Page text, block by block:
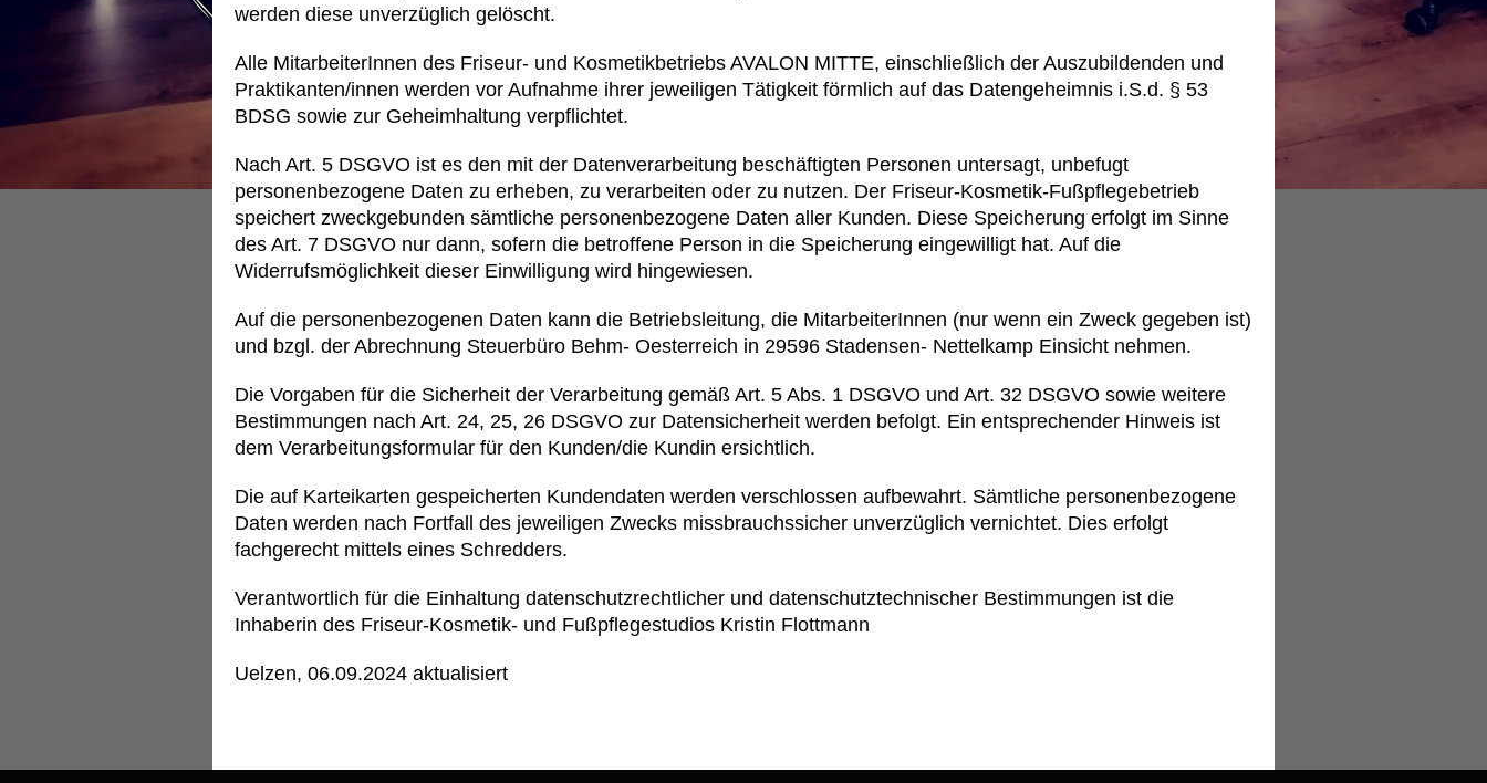
werden diese unverzüglich gelöscht.
Alle MitarbeiterInnen des Friseur- und Kosmetikbetriebs AVALON MITTE, einschließlich der Auszubildenden und
Praktikanten/innen werden vor Aufnahme ihrer jeweiligen Tätigkeit förmlich auf das Datengeheimnis i.S.d. § 53
BDSG sowie zur Geheimhaltung verpflichtet.
Nach Art. 5 DSGVO ist es den mit der Datenverarbeitung beschäftigten Personen untersagt, unbefugt
personenbezogene Daten zu erheben, zu verarbeiten oder zu nutzen. Der Friseur-Kosmetik-Fußpflegebetrieb
speichert zweckgebunden sämtliche personenbezogene Daten aller Kunden. Diese Speicherung erfolgt im Sinne
des Art. 7 DSGVO nur dann, sofern die betroffene Person in die Speicherung eingewilligt hat. Auf die
Widerrufsmöglichkeit dieser Einwilligung wird hingewiesen.
Auf die personenbezogenen Daten kann die Betriebsleitung, die MitarbeiterInnen (nur wenn ein Zweck gegeben ist)
und bzgl. der Abrechnung Steuerbüro Behm- Oesterreich in 29596 Stadensen- Nettelkamp Einsicht nehmen.
Die Vorgaben für die Sicherheit der Verarbeitung gemäß Art. 5 Abs. 1 DSGVO und Art. 32 DSGVO sowie weitere
Bestimmungen nach Art. 24, 25, 26 DSGVO zur Datensicherheit werden befolgt. Ein entsprechender Hinweis ist
dem Verarbeitungsformular für den Kunden/die Kundin ersichtlich.
Die auf Karteikarten gespeicherten Kundendaten werden verschlossen aufbewahrt. Sämtliche personenbezogene
Daten werden nach Fortfall des jeweiligen Zwecks missbrauchssicher unverzüglich vernichtet. Dies erfolgt
fachgerecht mittels eines Schredders.
Verantwortlich für die Einhaltung datenschutzrechtlicher und datenschutztechnischer Bestimmungen ist die
Inhaberin des Friseur-Kosmetik- und Fußpflegestudios Kristin Flottmann
Uelzen, 06.09.2024 aktualisiert